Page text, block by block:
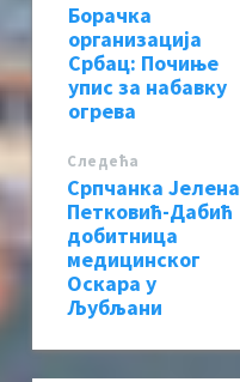
Борачка
организација
Србац: Почиње
упис за набавку
огрева
Следећa
Српчанка Јелена
Петковић-Дабић
добитница
медицинског
Оскара у
Љубљани